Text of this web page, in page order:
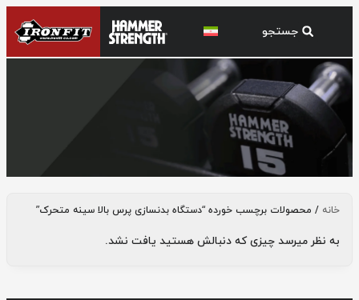
دستگاه بدنسازی پرس بالا سینه متحرکخانه / محصولات برچسب خورده “دستگاه بدنسازی پرس بالا سینه متحرک”
به نظر میرسد چیزی که دنبالش هستید یافت نشد.